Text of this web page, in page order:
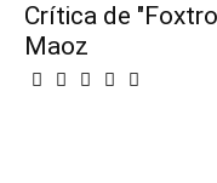
Crítica de
Maoz